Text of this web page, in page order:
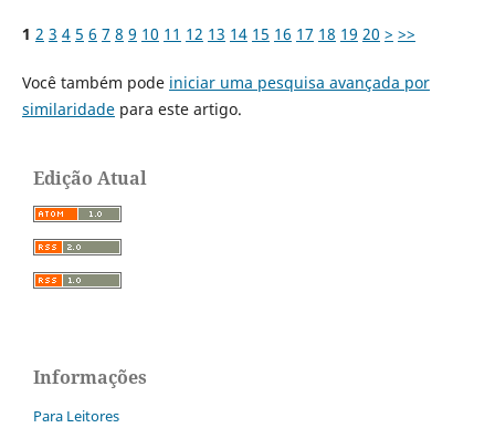
1 2 3 4 5 6 7 8 9 10 11 12 13 14 15 16 17 18 19 20 > >>
Você também pode iniciar uma pesquisa avançada por
similaridadepara este artigo.
Edição Atual
Informações
Para Leitores